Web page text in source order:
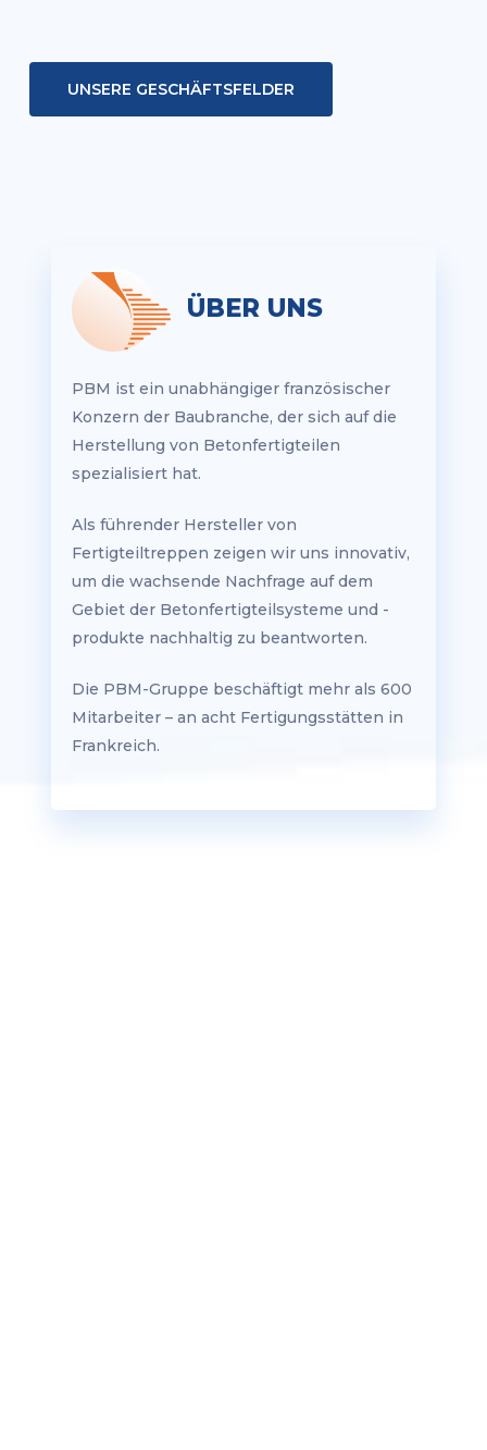
UNSERE GESCHÄFTSFELDER
ÜBER UNS
PBM ist ein unabhängiger französischer
Konzern der Baubranche, der sich auf die
Herstellung von Betonfertigteilen
spezialisiert hat.
Als führender Hersteller von
Fertigteiltreppen zeigen wir uns innovativ,
um die wachsende Nachfrage auf dem
Gebiet der Betonfertigteilsysteme und -
produkte nachhaltig zu beantworten.
Die PBM-Gruppe beschäftigt mehr als 600
Mitarbeiter – an acht Fertigungsstätten in
Frankreich.